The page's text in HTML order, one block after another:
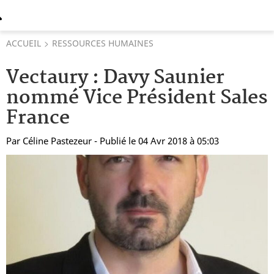
ACCUEIL RESSOURCES HUMAINES
Vectaury : Davy Saunier
nommé Vice Président Sales
France
Par Céline Pastezeur - Publié le 04 Avr 2018 à 05:03